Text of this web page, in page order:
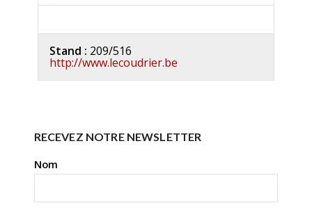
Stand : 209/516
http://www.lecoudrier.be
RECEVEZ NOTRE NEWSLETTER
Nom